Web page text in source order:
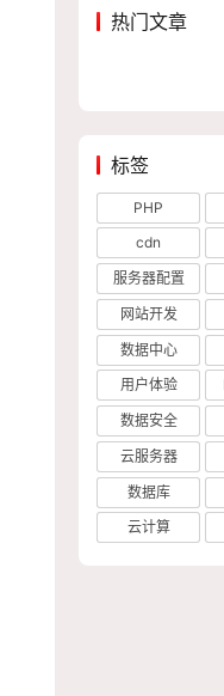
热门文章
标签
PHP
cdn
服务器配置
网站开发
数据中心
用户体验
数据安全
云服务器
数据库
云计算